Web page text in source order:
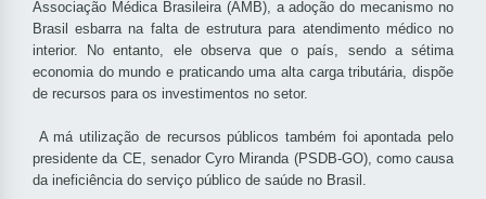
Associação Médica Brasileira (AMB), a adoção do mecanismo no
Brasil esbarra na falta de estrutura para atendimento médico no
interior. No entanto, ele observa que o país, sendo a sétima
economia do mundo e praticando uma alta carga tributária, dispõe
de recursos para os investimentos no setor.
A má utilização de recursos públicos também foi apontada pelo
presidente da CE, senador Cyro Miranda (PSDB-GO), como causa
da ineficiência do serviço público de saúde no Brasil.